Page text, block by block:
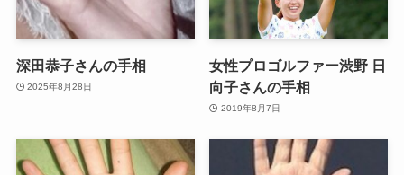
深田恭子さんの手相
2025年8月28日
女性プロゴルファー渋野 日
向子さんの手相
2019年8月7日